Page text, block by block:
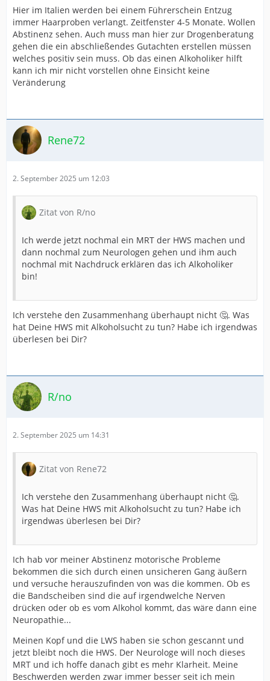
Hier im Italien werden bei einem Führerschein Entzug
immer Haarproben verlangt. Zeitfenster 4-5 Monate. Wollen
Abstinenz sehen. Auch muss man hier zur Drogenberatung
gehen die ein abschließendes Gutachten erstellen müssen
welches positiv sein muss. Ob das einen Alkoholiker hilft
kann ich mir nicht vorstellen ohne Einsicht keine
Veränderung
Rene72
2. September 2025 um 12:03
Zitat von R/no
Ich werde jetzt nochmal ein MRT der HWS machen und
dann nochmal zum Neurologen gehen und ihm auch
nochmal mit Nachdruck erklären das ich Alkoholiker
bin!
Ich verstehe den Zusammenhang überhaupt nicht 🤔. Was
hat Deine HWS mit Alkoholsucht zu tun? Habe ich irgendwas
überlesen bei Dir?
R/no
2. September 2025 um 14:31
Zitat von Rene72
Ich verstehe den Zusammenhang überhaupt nicht 🤔.
Was hat Deine HWS mit Alkoholsucht zu tun? Habe ich
irgendwas überlesen bei Dir?
Ich hab vor meiner Abstinenz motorische Probleme
bekommen die sich durch einen unsicheren Gang äußern
und versuche herauszufinden von was die kommen. Ob es
die Bandscheiben sind die auf irgendwelche Nerven
drücken oder ob es vom Alkohol kommt, das wäre dann eine
Neuropathie...
Meinen Kopf und die LWS haben sie schon gescannt und
jetzt bleibt noch die HWS. Der Neurologe will noch dieses
MRT und ich hoffe danach gibt es mehr Klarheit. Meine
Beschwerden werden zwar immer besser seit ich mein